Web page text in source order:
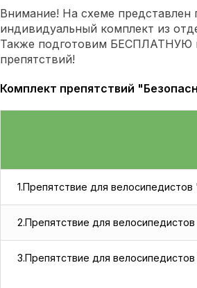
Внимание! На схеме
индивидуальный комплект из
Также подготовим БЕСПЛАТНУЮ
препятствий!
Комплект препятствий
1.Препятствие для
2.Препятствие для
3.Препятствие для